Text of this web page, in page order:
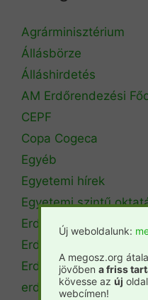
Agrárminisztérium
Állásbörze
Álláshirdetés
AM Erdőrendezési
CEPF
Copa Cogeca
Egyéb
Egyetemi hírek
Egyetemi szintű
Erdészeti
Erdőtérkép
Erdőtörvény
erdőtűz
Új weboldalunk:
A megosz.org
jövőben a friss
kövesse az új
webcímen!